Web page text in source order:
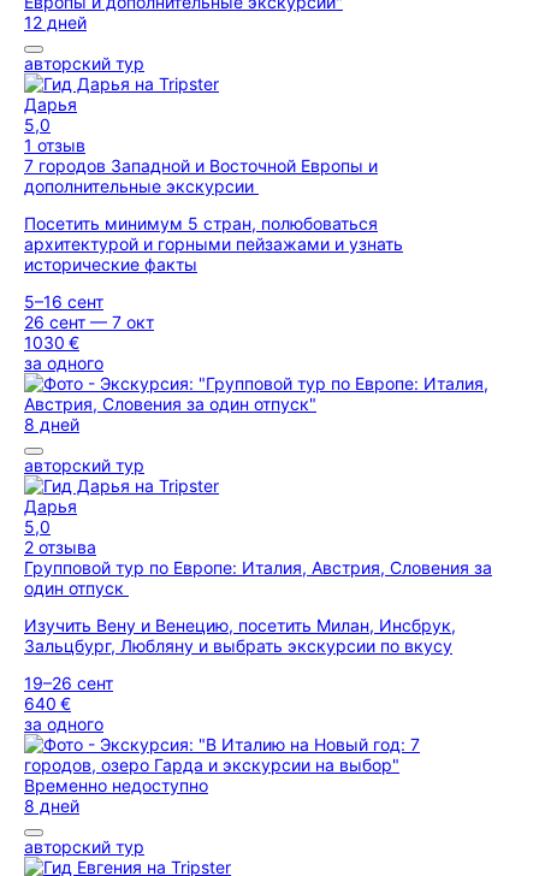
12 дней
авторский тур
Дарья
5,0
1 отзыв
7 городов Западной и Восточной Европы и
дополнительные экскурсии
Посетить минимум 5 стран, полюбоваться
архитектурой и горными пейзажами и узнать
исторические факты
5–16 сент
26 сент — 7 окт
1030 €
за одного
8 дней
авторский тур
Дарья
5,0
2 отзыва
Групповой тур по Европе: Италия, Австрия, Словения за
один отпуск
Изучить Вену и Венецию, посетить Милан, Инсбрук,
Зальцбург, Любляну и выбрать экскурсии по вкусу
19–26 сент
640 €
за одного
Временно недоступно
8 дней
авторский тур